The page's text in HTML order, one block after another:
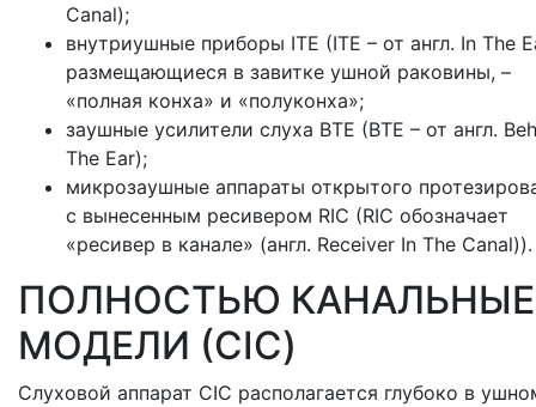
Canal);
внутриушные приборы ITE (ITE – от англ. In The
размещающиеся в завитке ушной раковины, –
«полная конха» и «полуконха»;
заушные усилители слуха BTE (BTE – от англ.
The Ear);
микрозаушные аппараты открытого
с вынесенным ресивером RIC (RIC обозначает
«ресивер в канале» (англ. Receiver In The Canal)).
ПОЛНОСТЬЮ КАНАЛЬНЫЕ
МОДЕЛИ (CIC)
Слуховой аппарат CIC располагается глубоко в